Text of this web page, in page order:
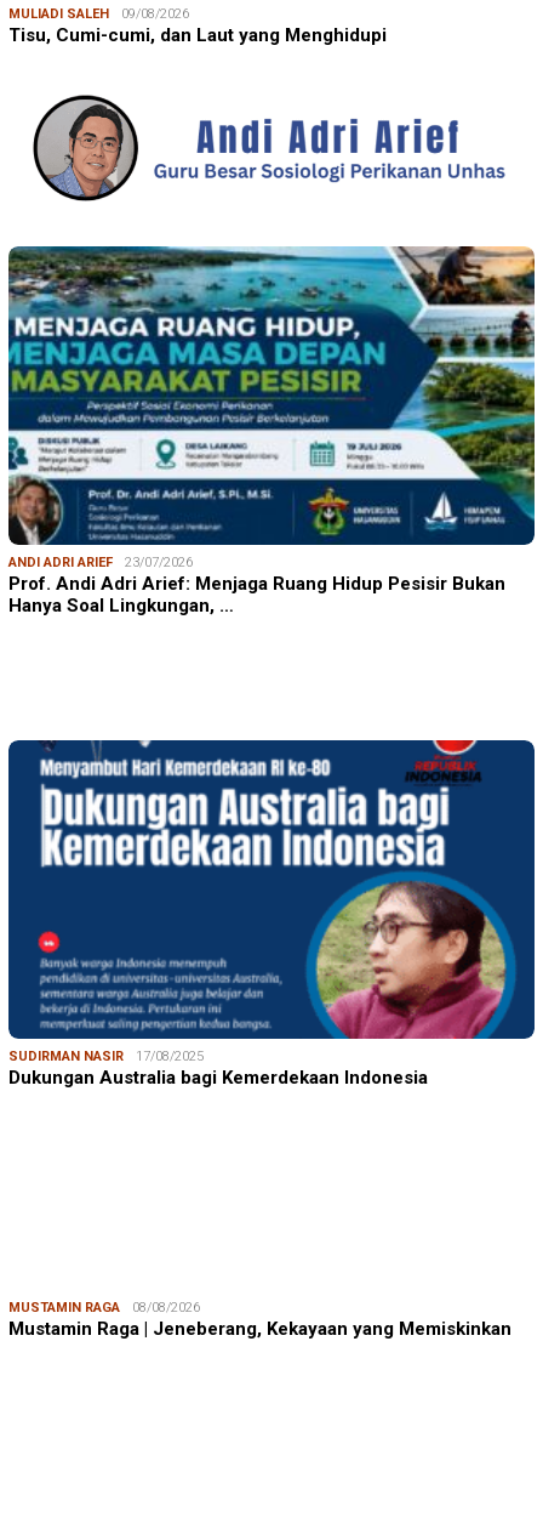
MULIADI SALEH 09/08/2026
Tisu, Cumi-cumi, dan Laut yang Menghidupi
ANDI ADRI ARIEF 23/07/2026
Prof. Andi Adri Arief: Menjaga Ruang Hidup Pesisir Bukan
Hanya Soal Lingkungan, …
SUDIRMAN NASIR 17/08/2025
Dukungan Australia bagi Kemerdekaan Indonesia
MUSTAMIN RAGA 08/08/2026
Mustamin Raga | Jeneberang, Kekayaan yang Memiskinkan